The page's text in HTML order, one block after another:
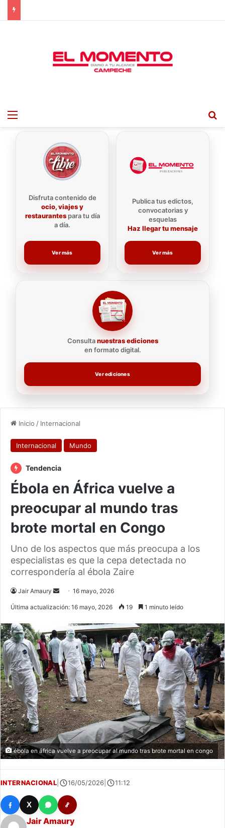
Menu
Disfruta contenido de
ocio, viajes y
restaurantespara tu día
a día.
Ver más
Consultanuestras ediciones
en formato digital.
Ver ediciones
Publica tus edictos,
convocatorias y
esquelas
Haz llegar tu mensaje
Ver más
Inicio / Internacional
Internacional Mundo
Tendencia
Ébola en África vuelve a
preocupar al mundo tras
brote mortal en Congo
Uno de los aspectos que más preocupa a los
especialistas es que la cepa detectada no
correspondería al ébola Zaire
Jair Amaury
Send
an
16 mayo, 2026
Última actualización: 16 mayo, 2026 19 1 minuto leído
ébola en áfrica vuelve a preocupar al mundo tras brote mortal en congo
INTERNACIONAL| 16/05/2026| 11:12
X
Jair Amaury